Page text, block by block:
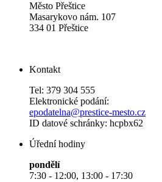
Město Přeštice
Masarykovo nám. 107
334 01 Přeštice
Kontakt
Tel: 379 304 555
Elektronické podání:
epodatelna@prestice-mesto.cz
ID datové schránky: hcpbx62
Úřední hodiny
pondělí
7:30 - 12:00, 13:00 - 17:30